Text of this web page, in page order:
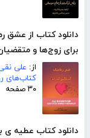
دانلود کتاب از عشق
برای زوج‌ها و
از: علی
کتاب‌های
۳۰ صفحه
دانلود کتاب عطیه ی